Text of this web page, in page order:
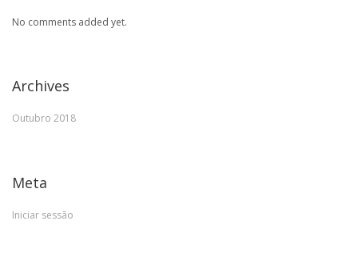
No comments added yet.
Archives
Outubro 2018
Meta
Iniciar sessão